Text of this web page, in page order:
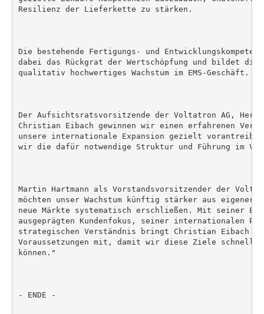
Resilienz der Lieferkette zu stärken.
Die bestehende Fertigungs- und
dabei das Rückgrat der Wertschöpfung und bildet
qualitativ hochwertiges Wachstum im EMS-Geschäft.
Der Aufsichtsratsvorsitzende der Voltatron AG,
Christian Eibach gewinnen wir einen erfahrenen
unsere internationale Expansion gezielt
wir die dafür notwendige Struktur und Führung im
Martin Hartmann als Vorstandsvorsitzender der
möchten unser Wachstum künftig stärker aus eigener
neue Märkte systematisch erschließen. Mit seiner
ausgeprägten Kundenfokus, seiner internationalen
strategischen Verständnis bringt Christian Eibach
Voraussetzungen mit, damit wir diese Ziele schnell
können."
- ENDE -